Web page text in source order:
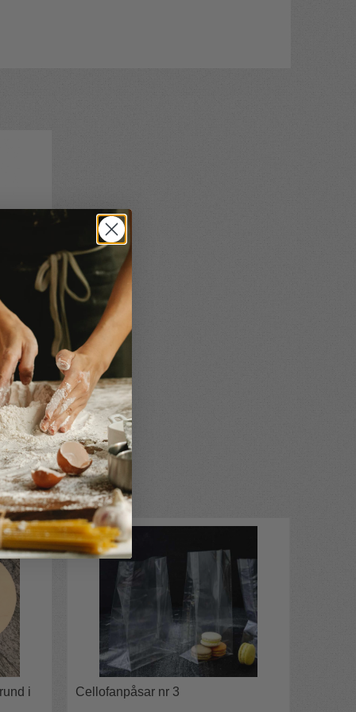
i
Cellofanpåsar nr 3